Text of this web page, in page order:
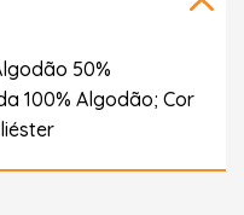
50%
100% Algodão; Cor